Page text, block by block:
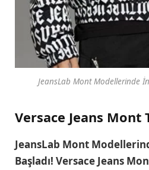
JeansLab Mont Modellerinde
Versace Jeans Mont
JeansLab Mont
Başladı! Versace Jeans